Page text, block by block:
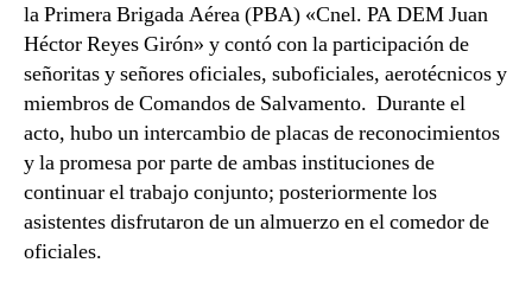
la Primera Brigada Aérea (PBA) «Cnel. PA DEM Juan
Héctor Reyes Girón» y contó con la participación de
señoritas y señores oficiales, suboficiales, aerotécnicos y
miembros de Comandos de Salvamento. Durante el
acto, hubo un intercambio de placas de reconocimientos
y la promesa por parte de ambas instituciones de
continuar el trabajo conjunto; posteriormente los
asistentes disfrutaron de un almuerzo en el comedor de
oficiales.